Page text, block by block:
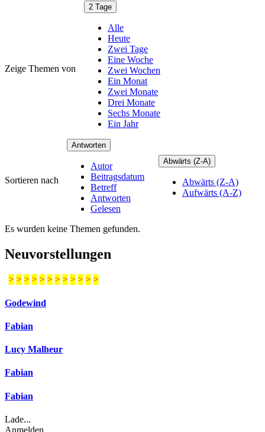
Zeige Themen von
2 Tage
Alle
Heute
Zwei Tage
Eine Woche
Zwei Wochen
Ein Monat
Zwei Monate
Drei Monate
Sechs Monate
Ein Jahr
Sortieren nach
Antworten
Autor
Beitragsdatum
Betreff
Antworten
Gelesen
Abwärts (Z-A)
Abwärts (Z-A)
Aufwärts (A-Z)
Es wurden keine Themen gefunden.
Neuvorstellungen
> > > > > > > > > > > >
Godewind
Fabian
Lucy Malheur
Fabian
Fabian
Lade...
Anmelden